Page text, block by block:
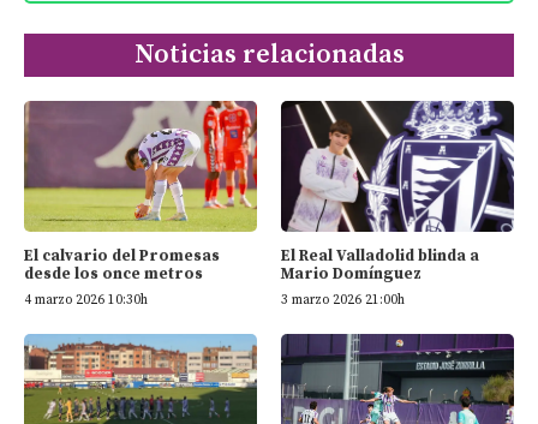
Noticias relacionadas
El calvario del Promesas
desde los once metros
4 marzo 2026 10:30h
El Real Valladolid blinda a
Mario Domínguez
3 marzo 2026 21:00h